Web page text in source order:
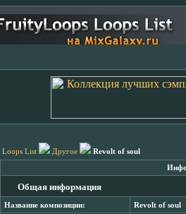
Loops List Другое Revolt of soul
Общая информация
Название композиции: Revolt of soul